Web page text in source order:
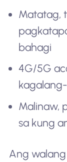
Matatag,
bahagi
4G/5G
Malinaw,
sa kung
Ang